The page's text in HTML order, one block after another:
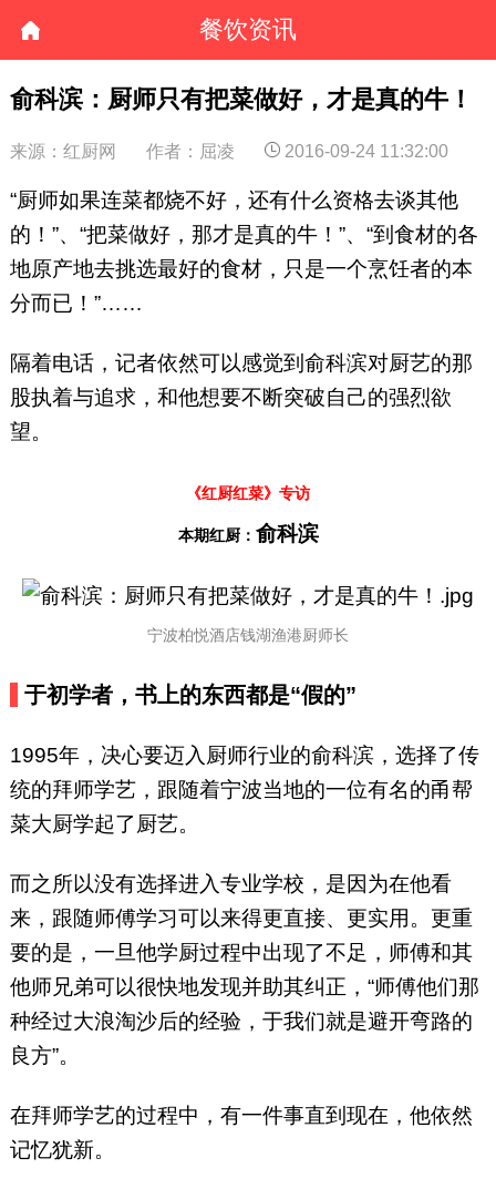
餐饮资讯
俞科滨：厨师只有把菜做好，才是真的牛！
来源：红厨网 作者：屈凌 2016-09-24 11:32:00
“厨师如果连菜都烧不好，还有什么资格去谈其他
的！”、“把菜做好，那才是真的牛！”、“到食材的各
地原产地去挑选最好的食材，只是一个烹饪者的本
分而已！”……
隔着电话，记者依然可以感觉到俞科滨对厨艺的那
股执着与追求，和他想要不断突破自己的强烈欲
望。
《红厨红菜》专访
本期红厨： 俞科滨
宁波柏悦酒店钱湖渔港厨师长
于初学者，书上的东西都是“假的”
1995年，决心要迈入厨师行业的俞科滨，选择了传
统的拜师学艺，跟随着宁波当地的一位有名的甬帮
菜大厨学起了厨艺。
而之所以没有选择进入专业学校，是因为在他看
来，跟随师傅学习可以来得更直接、更实用。更重
要的是，一旦他学厨过程中出现了不足，师傅和其
他师兄弟可以很快地发现并助其纠正，“师傅他们那
种经过大浪淘沙后的经验，于我们就是避开弯路的
良方”。
在拜师学艺的过程中，有一件事直到现在，他依然
记忆犹新。